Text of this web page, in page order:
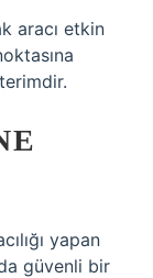
aracı etkin
yapan
güvenli bir